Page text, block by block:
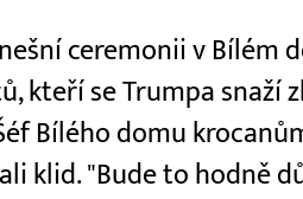
ceremonii v Bílém
kteří se Trumpa snaží
Bílého domu
klid. "Bude to hodně